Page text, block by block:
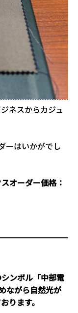
ネスからカジュ
ーはいかがでし
オーダー価格：
ンボル「中部電
ながら自然光が
ります。